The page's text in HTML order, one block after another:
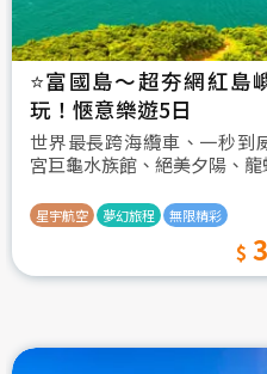
⭐️富國島～超夯網紅
玩！愜意樂遊5日
世界最長跨海纜車、一秒到
宮巨龜水族館、絕美夕陽、
星宇航空 夢幻旅程 無限精彩